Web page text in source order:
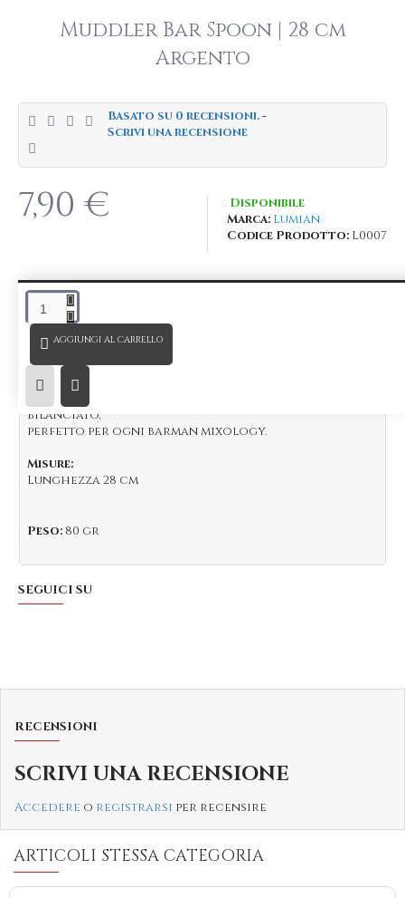
Muddler Bar Spoon | 28 cm
Argento
Basato su 0 recensioni.-
Scrivi una recensione
7,90 €
Disponibile
Marca: Lumian
Codice Prodotto: L0007
AGGIUNGI AL CARRELLO
DESCRIZIONE
Bar Spoon Muddlerclassico in acciaio Inox 18/10
placcato Argento
bilanciato,
perfetto per ogni barman mixology.
Misure:
Lunghezza 28 cm
Peso:80 gr
SEGUICI SU
RECENSIONI
SCRIVI UNA RECENSIONE
Accedere o registrarsi per recensire
ARTICOLI STESSA CATEGORIA